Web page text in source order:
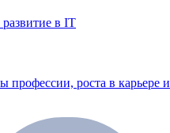
в IT
профессии, роста в карьере и